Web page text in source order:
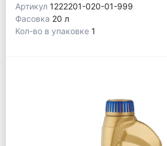
Артикул 1222201-020-01-999
Фасовка 20 л
Кол-во в упаковке 1